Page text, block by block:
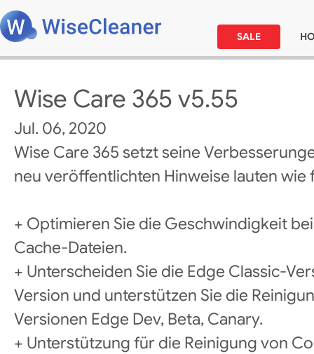
SALE
Wise Care 365 v5.55
Jul. 06, 2020
Wise Care 365 setzt seine
neu veröffentlichten Hinweise lauten wie
+ Optimieren Sie die Geschwindigkeit
Cache-Dateien.
+ Unterscheiden Sie die Edge Classic-
Version und unterstützen Sie die
Versionen Edge Dev, Beta, Canary.
+ Unterstützung für die Reinigung von